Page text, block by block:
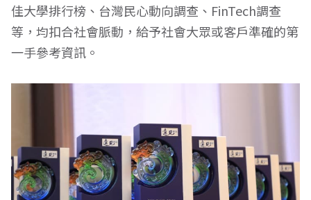
佳大學排行榜、台灣民心動向調查、FinTech調查
等，均扣合社會脈動，給予社會大眾或客戶準確的第
一手參考資訊。